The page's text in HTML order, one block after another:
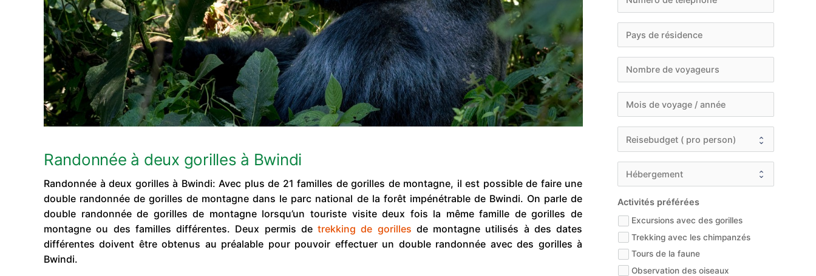
Randonnée à deux gorilles à Bwindi
Randonnée à deux gorilles à Bwindi: Avec plus de 21 familles de gorilles de montagne, il est possible de faire une
double randonnée de gorilles de montagne dans le parc national de la forêt impénétrable de Bwindi. On parle de
double randonnée de gorilles de montagne lorsqu’un touriste visite deux fois la même famille de gorilles de
montagne ou des familles différentes. Deux permis de trekking de gorilles de montagne utilisés à des dates
différentes doivent être obtenus au préalable pour pouvoir effectuer un double randonnée avec des gorilles à
Bwindi.
Activités préférées
Excursions avec des gorilles
Trekking avec les chimpanzés
Tours de la faune
Observation des oiseaux